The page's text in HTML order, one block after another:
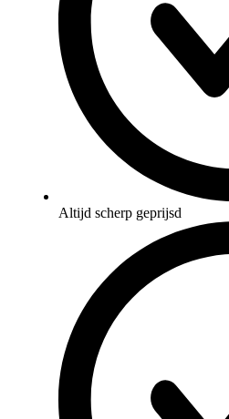
Altijd scherp geprijsd